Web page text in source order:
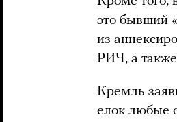
это бывший
из
РИЧ, а
Кремль
елок любые